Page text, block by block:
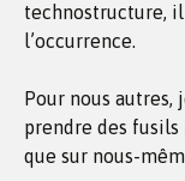
technostructure,
l’occurrence.
Pour nous autres,
prendre des
que sur nous-